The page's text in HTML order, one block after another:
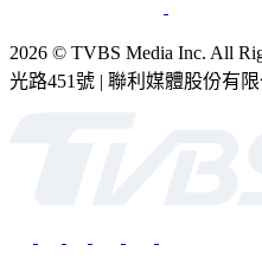
2026 © TVBS Media Inc. All
光路451號 | 聯利媒體股份有限